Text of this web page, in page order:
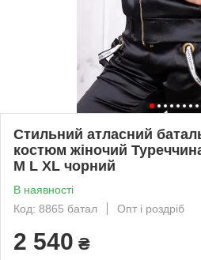
Стильний атласний
костюм жіночий
M L XL чорний
В наявності
Код: 8865 батал
Опт і роздріб
2 540 ₴